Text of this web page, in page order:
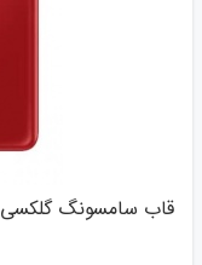
قاب سامسونگ گلکسی Samsung Galaxy A260/A2 Core